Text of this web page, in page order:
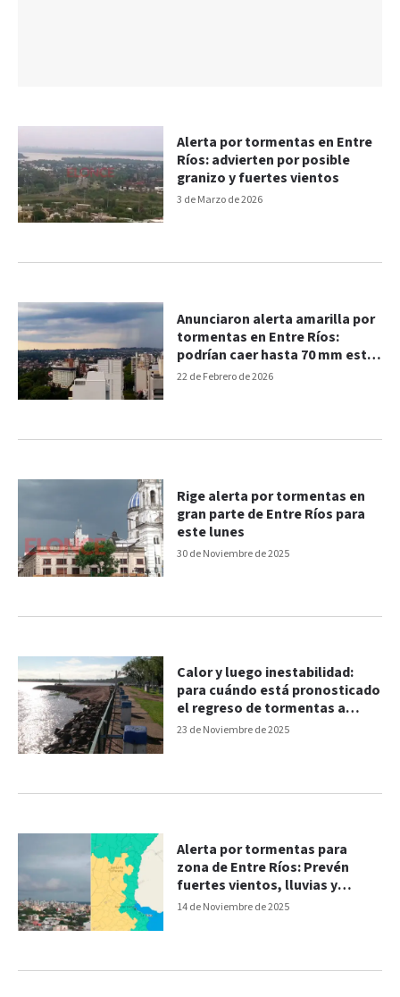
3 de Marzo de 2026
Alerta por tormentas en Entre
Ríos: advierten por posible
granizo y fuertes vientos
22 de Febrero de 2026
Anunciaron alerta amarilla por
tormentas en Entre Ríos:
podrían caer hasta 70 mm este
lunes
30 de Noviembre de 2025
Rige alerta por tormentas en
gran parte de Entre Ríos para
este lunes
23 de Noviembre de 2025
Calor y luego inestabilidad:
para cuándo está pronosticado
el regreso de tormentas a
Entre Ríos
14 de Noviembre de 2025
Alerta por tormentas para
zona de Entre Ríos: Prevén
fuertes vientos, lluvias y
posibilidad de granizo